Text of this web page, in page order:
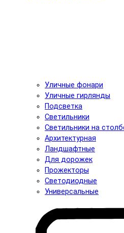
Уличные фонари
Уличные гирлянды
Подсветка
Светильники
Светильники на
Архитектурная
Ландшафтные
Для дорожек
Прожекторы
Светодиодные
Универсальные